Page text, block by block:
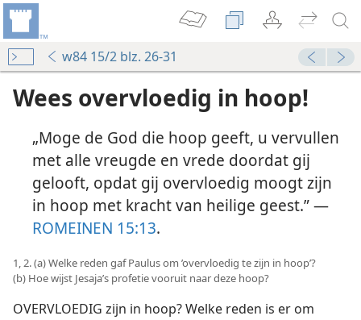
w84 15/2 blz. 26-31
Wees overvloedig in hoop!
„Moge de God die hoop geeft, u vervullen
met alle vreugde en vrede doordat gij
gelooft, opdat gij overvloedig moogt zijn
in hoop met kracht van heilige geest.” —
ROMEINEN 15:13.
1, 2. (a) Welke reden gaf Paulus om ’overvloedig te zijn in hoop’?
(b) Hoe wijst Jesaja’s profetie vooruit naar deze hoop?
OVERVLOEDIG zijn in hoop? Welke reden is er om